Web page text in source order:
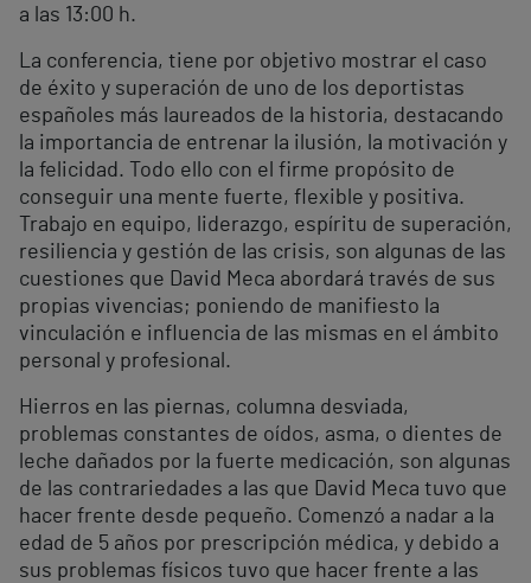
a las 13:00 h.
La conferencia, tiene por objetivo mostrar el caso
de éxito y superación de uno de los deportistas
españoles más laureados de la historia, destacando
la importancia de entrenar la ilusión, la motivación y
la felicidad. Todo ello con el firme propósito de
conseguir una mente fuerte, flexible y positiva.
Trabajo en equipo, liderazgo, espíritu de superación,
resiliencia y gestión de las crisis, son algunas de las
cuestiones que David Meca abordará través de sus
propias vivencias; poniendo de manifiesto la
vinculación e influencia de las mismas en el ámbito
personal y profesional.
Hierros en las piernas, columna desviada,
problemas constantes de oídos, asma, o dientes de
leche dañados por la fuerte medicación, son algunas
de las contrariedades a las que David Meca tuvo que
hacer frente desde pequeño. Comenzó a nadar a la
edad de 5 años por prescripción médica, y debido a
sus problemas físicos tuvo que hacer frente a las